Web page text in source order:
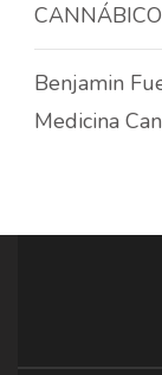
Benjamin
Medicina